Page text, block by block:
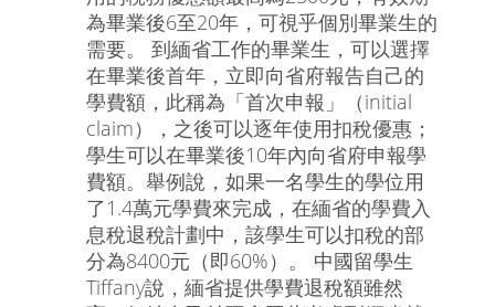
為畢業後6至20年，可視乎個別畢業生的
需要。 到緬省工作的畢業生，可以選擇
在畢業後首年，立即向省府報告自己的
學費額，此稱為「首次申報」（initial
claim），之後可以逐年使用扣稅優惠；
學生可以在畢業後10年內向省府申報學
費額。舉例說，如果一名學生的學位用
了1.4萬元學費來完成，在緬省的學費入
息稅退稅計劃中，該學生可以扣稅的部
分為8400元（即60%）。 中國留學生
Tiffany說，緬省提供學費退稅額雖然